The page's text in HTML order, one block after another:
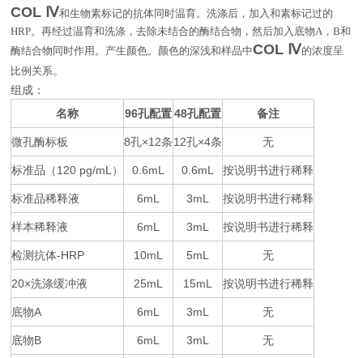
COL Ⅳ和生物素标记的抗体同时温育。洗涤后，加入和素标记过的
HRP。再经过温育和洗涤，去除未结合的酶结合物，然后加入底物A ，B和
酶结合物同时作用。产生颜色。颜色的深浅和样品中COL Ⅳ的浓度呈
比例关系。
组成：
名称
96孔配置 48孔配置 备注
微孔酶标板 8孔×12条 12孔×4条 无
标准品（120 pg/mL ） 0.6mL 0.6mL 按说明书进行稀释
标准品稀释液 6mL 3mL 按说明书进行稀释
样本稀释液 6mL 3mL 按说明书进行稀释
检测抗体-HRP 10mL 5mL 无
20×洗涤缓冲液 25mL 15mL 按说明书进行稀释
底物A 6mL 3mL 无
底物B 6mL 3mL 无